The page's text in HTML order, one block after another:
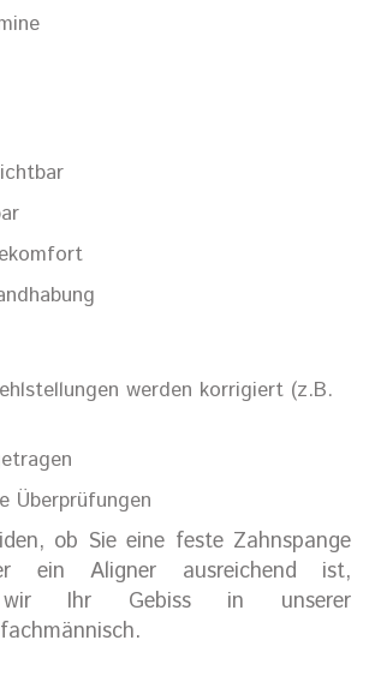
werden korrigiert (z.B.
Überprüfungen
ob Sie eine feste Zahnspange
ein Aligner ausreichend ist,
wir Ihr Gebiss in unserer